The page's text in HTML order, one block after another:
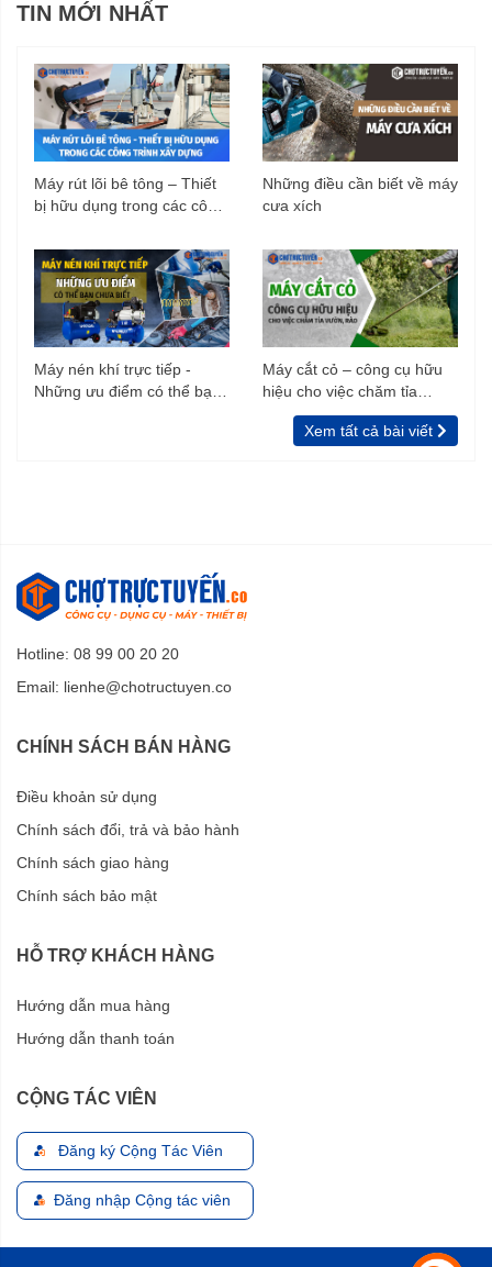
TIN MỚI NHẤT
Máy rút lõi bê tông – Thiết
bị hữu dụng trong các công
Những điều cần biết về máy
cưa xích
Máy nén khí trực tiếp -
Những ưu điểm có thể bạn
Máy cắt cỏ – công cụ hữu
hiệu cho việc chăm tỉa
vườn, rào
Xem tất cả bài viết
Hotline: 08 99 00 20 20
Email: lienhe@chotructuyen.co
CHÍNH SÁCH BÁN HÀNG
Điều khoản sử dụng
Chính sách đổi, trả và bảo hành
Chính sách giao hàng
Chính sách bảo mật
HỖ TRỢ KHÁCH HÀNG
Hướng dẫn mua hàng
Hướng dẫn thanh toán
CỘNG TÁC VIÊN
Đăng ký Cộng Tác Viên
Đăng nhập Cộng tác viên